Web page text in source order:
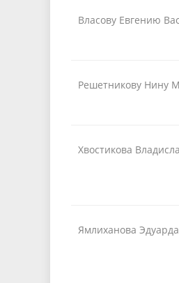
Власову Евгению
Решетникову Нину
Хвостикова
Ямлиханова